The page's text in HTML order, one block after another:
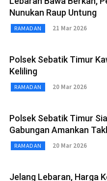
Nunukan Raup Untung
RAMADAN 21 Mar 2026
Polsek Sebatik Timur
Keliling
RAMADAN 20 Mar 2026
Polsek Sebatik Timur
Gabungan Amankan
RAMADAN 20 Mar 2026
Jelang Lebaran, Harga